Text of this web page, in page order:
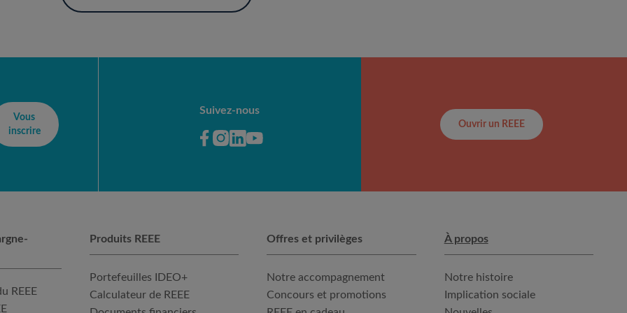
Vous
inscrire
Suivez-nous
Ouvrir un REEE
REEE
Produits REEE
Portefeuilles IDEO+
Calculateur de REEE
Offres et privilèges
Notre accompagnement
Concours et promotions
À propos
Notre histoire
Implication sociale